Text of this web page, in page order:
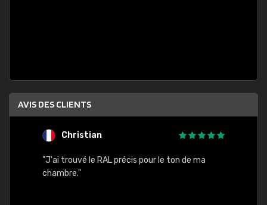
AVIS DES CLIENTS
Christian
"J'ai trouvé le RAL précis pour le ton de ma
chambre."